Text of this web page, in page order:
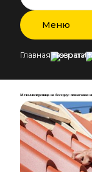
Меню
Главная Новости
Металлочерепица на беседку: пошаговая